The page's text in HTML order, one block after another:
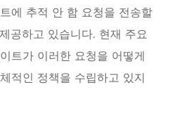
에 추적 안 함 요청을 전송할
공하고 있습니다. 현재 주요
트가 이러한 요청을 어떻게
적인 정책을 수립하고 있지